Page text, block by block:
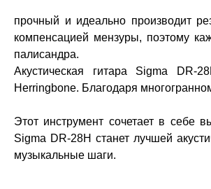
прочный и идеально производит
компенсацией мензуры, поэтому
палисандра.
Акустическая гитара Sigma DR-
Herringbone. Благодаря
Этот инструмент сочетает в себе
Sigma DR-28H станет лучшей
музыкальные шаги.